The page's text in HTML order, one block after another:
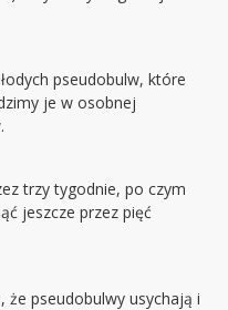
pseudobulw, które
je w osobnej
trzy tygodnie, po czym
jeszcze przez pięć
pseudobulwy usychają i